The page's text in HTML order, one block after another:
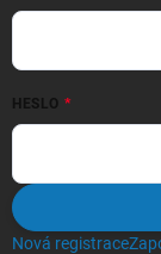
HESLO
Nová registrace